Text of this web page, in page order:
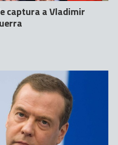
captura a Vladimir